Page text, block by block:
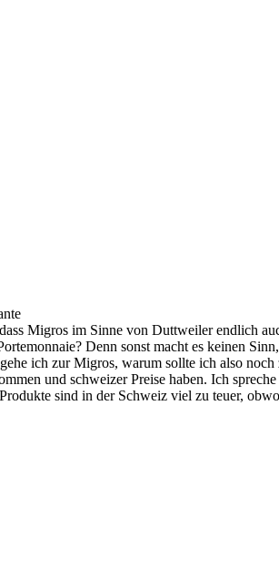
Migros im Sinne von Duttweiler endlich
Denn sonst macht es keinen
ich zur Migros, warum sollte ich also
und schweizer Preise haben. Ich
sind in der Schweiz viel zu teuer,